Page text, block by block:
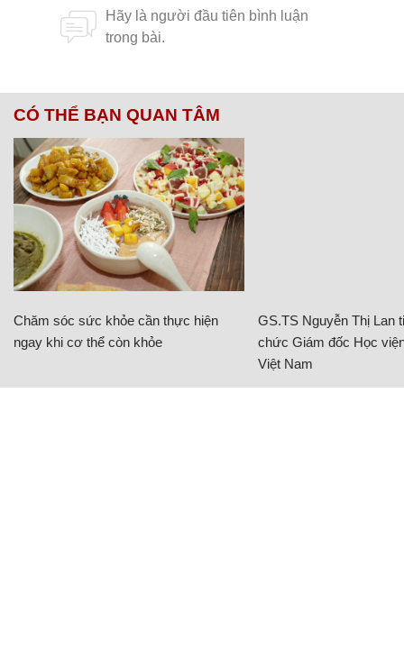
CÓ THỂ BẠN QUAN TÂM
Chăm sóc sức khỏe cần thực hiện
ngay khi cơ thể còn khỏe
GS.TS Nguyễn Thị Lan
chức Giám đốc Học
Việt Nam